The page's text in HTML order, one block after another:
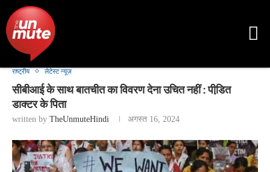
राष्ट्रीय लेटेस्ट न्यूज़
सीबीआई के साथ बातचीत का विवरण देना उचित नहीं : पीडि़त
डाक्टर के पिता
written by TheUnmuteHindi अगस्त 16, 2024